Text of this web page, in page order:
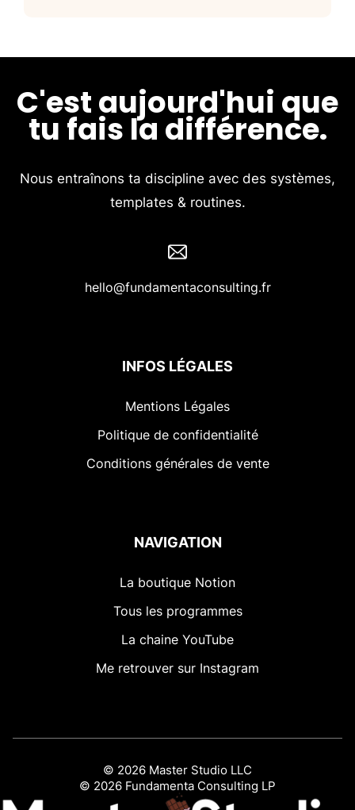
C'est aujourd'hui que
tu fais la différence.
Nous entraînons ta discipline avec des systèmes,
templates & routines.
hello@fundamentaconsulting.fr
INFOS LÉGALES
Mentions Légales
Politique de confidentialité
Conditions générales de vente
NAVIGATION
La boutique Notion
Tous les programmes
La chaine YouTube
Me retrouver sur Instagram
© 2026 Master Studio LLC
© 2026 Fundamenta Consulting LP